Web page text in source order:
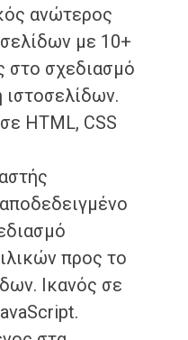
ανώτερος
με 10+
στο σχεδιασμό
ιστοσελίδων.
HTML, CSS
προς το
Ικανός σε